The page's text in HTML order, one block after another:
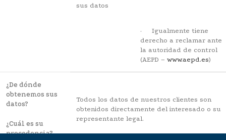
sus datos
· Igualmente tiene
derecho a reclamar ante
la autoridad de control
(AEPD – www.aepd.es)
¿De dónde
obtenemos sus
datos?
¿Cuál es su
procedencia?
Todos los datos de nuestros clientes son
obtenidos directamente del interesado o su
representante legal.